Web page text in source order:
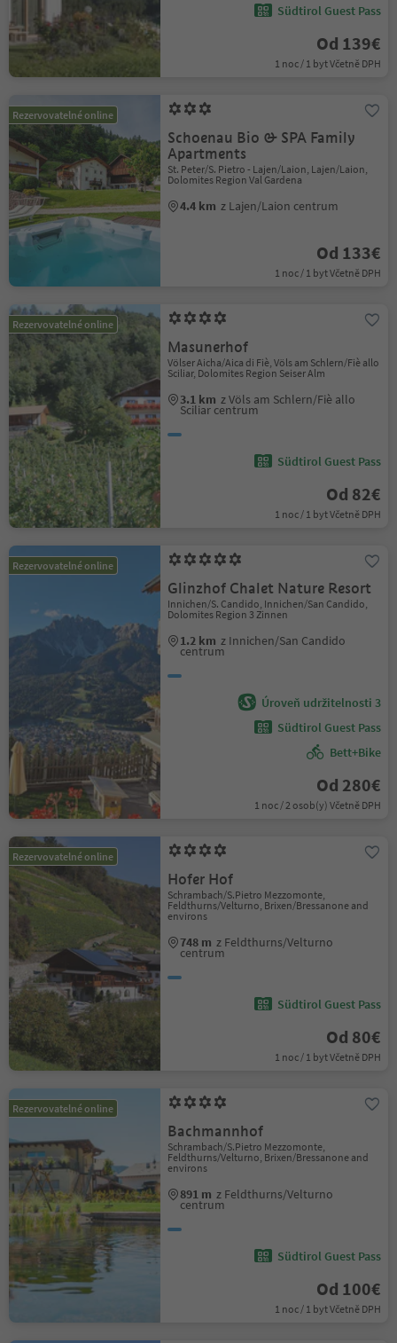
Südtirol Guest Pass
Od 139€
1 noc / 1 byt Včetně DPH
Rezervovatelné online
Schoenau Bio & SPA Family
Apartments
St. Peter/S. Pietro - Lajen/Laion, Lajen/Laion,
Dolomites Region Val Gardena
4.4 km z Lajen/Laion centrum
Od 133€
1 noc / 1 byt Včetně DPH
Rezervovatelné online
Masunerhof
Völser Aicha/Aica di Fiè, Völs am Schlern/Fiè allo
Sciliar, Dolomites Region Seiser Alm
3.1 km z Völs am Schlern/Fiè allo
Sciliar centrum
Südtirol Guest Pass
Od 82€
1 noc / 1 byt Včetně DPH
Rezervovatelné online
Glinzhof Chalet Nature Resort
Innichen/S. Candido, Innichen/San Candido,
Dolomites Region 3 Zinnen
1.2 km z Innichen/San Candido
centrum
Úroveň udržitelnosti 3
Südtirol Guest Pass
Bett+Bike
Od 280€
1 noc / 2 osob(y) Včetně DPH
Rezervovatelné online
Hofer Hof
Schrambach/S.Pietro Mezzomonte,
Feldthurns/Velturno, Brixen/Bressanone and
environs
748 m z Feldthurns/Velturno
centrum
Südtirol Guest Pass
Od 80€
1 noc / 1 byt Včetně DPH
Rezervovatelné online
Bachmannhof
Schrambach/S.Pietro Mezzomonte,
Feldthurns/Velturno, Brixen/Bressanone and
environs
891 m z Feldthurns/Velturno
centrum
Südtirol Guest Pass
Od 100€
1 noc / 1 byt Včetně DPH